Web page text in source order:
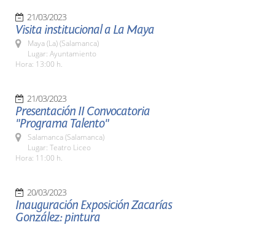
21/03/2023
Visita institucional a La Maya
Maya (La) (Salamanca)
Lugar: Ayuntamiento
Hora: 13:00 h.
21/03/2023
Presentación II Convocatoria
"Programa Talento"
Salamanca (Salamanca)
Lugar: Teatro Liceo
Hora: 11:00 h.
20/03/2023
Inauguración Exposición Zacarías
González: pintura